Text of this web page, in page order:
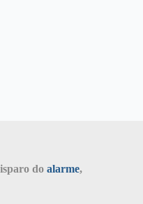
do alarme,